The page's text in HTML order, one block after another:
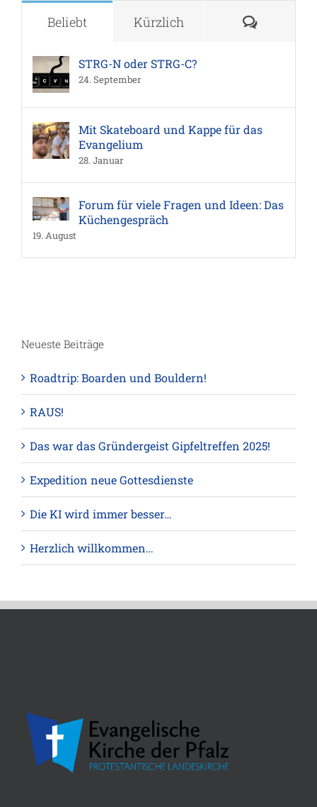
Beliebt Kürzlich
STRG-N oder STRG-C?
24. September
Mit Skateboard und Kappe für das
Evangelium
28. Januar
Forum für viele Fragen und Ideen: Das
Küchengespräch
19. August
Neueste Beiträge
Roadtrip: Boarden und Bouldern!
RAUS!
Das war das Gründergeist Gipfeltreffen 2025!
Expedition neue Gottesdienste
Die KI wird immer besser…
Herzlich willkommen…